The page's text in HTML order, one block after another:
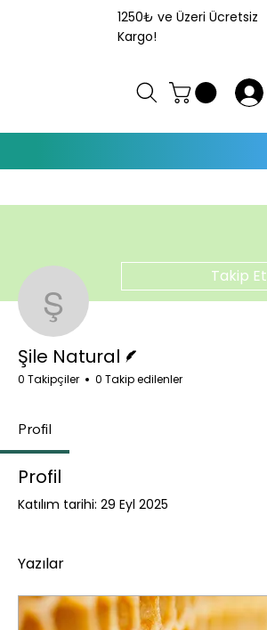
1250₺ ve Üzeri Ücretsiz
Kargo!
Şile Natural
Takip Et
Şile Natural
0 Takipçiler 0 Takip edilenler
Profil
Profil
Katılım tarihi: 29 Eyl 2025
Yazılar